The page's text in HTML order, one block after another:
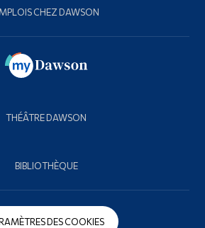
CHEZ DAWSON
THÉÂTRE DAWSON
BIBLIOTHÈQUE
DES COOKIES